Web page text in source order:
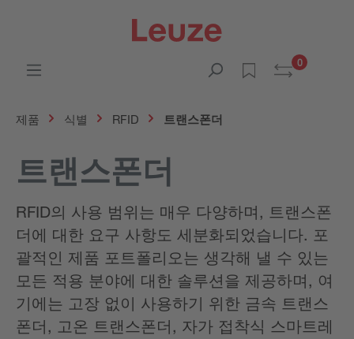
0
제품 식별 RFID 트랜스폰더
트랜스폰더
RFID의 사용 범위는 매우 다양하며, 트랜스폰
더에 대한 요구 사항도 세분화되었습니다. 포
괄적인 제품 포트폴리오는 생각해 낼 수 있는
모든 적용 분야에 대한 솔루션을 제공하며, 여
기에는 고장 없이 사용하기 위한 금속 트랜스
폰더, 고온 트랜스폰더, 자가 접착식 스마트레